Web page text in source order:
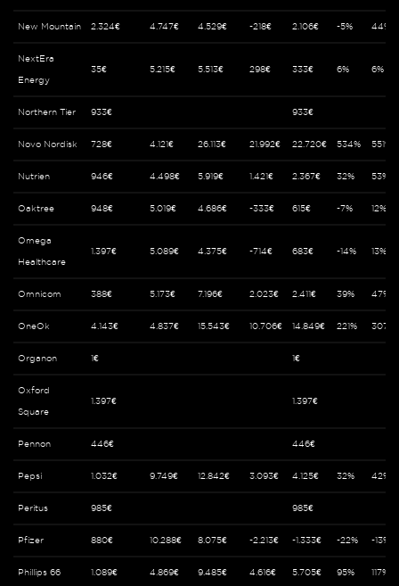
New Mountain 2.324€ 4.747€ 4.529€ -218€ 2.106€ -5% 44%
NextEra
Energy
35€ 5.215€ 5.513€ 298€ 333€ 6% 6%
Northern Tier 933€ 933€
Novo Nordisk 728€ 4.121€ 26.113€ 21.992€ 22.720€ 534% 551%
Nutrien 946€ 4.498€ 5.919€ 1.421€ 2.367€ 32% 53%
Oaktree 948€ 5.019€ 4.686€ -333€ 615€ -7% 12%
Omega
Healthcare
1.397€ 5.089€ 4.375€ -714€ 683€ -14% 13%
Omnicom 388€ 5.173€ 7.196€ 2.023€ 2.411€ 39% 47%
OneOk 4.143€ 4.837€ 15.543€ 10.706€ 14.849€ 221% 307%
Organon 1€ 1€
Oxford
Square
1.397€ 1.397€
Pennon 446€ 446€
Pepsi 1.032€ 9.749€ 12.842€ 3.093€ 4.125€ 32% 42%
Peritus 985€ 985€
Pfizer 880€ 10.288€ 8.075€ -2.213€ -1.333€ -22% -13%
Phillips 66 1.089€ 4.869€ 9.485€ 4.616€ 5.705€ 95% 117%